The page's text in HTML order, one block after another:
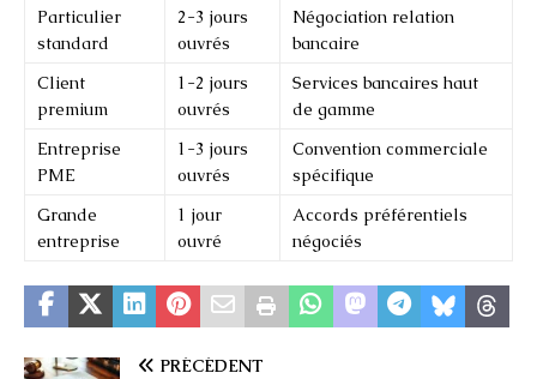
Particulier
standard
2-3 jours
ouvrés
Négociation relation
bancaire
Client
premium
1-2 jours
ouvrés
Services bancaires haut
de gamme
Entreprise
PME
1-3 jours
ouvrés
Convention commerciale
spécifique
Grande
entreprise
1 jour
ouvré
Accords préférentiels
négociés
PRÉCÉDENT